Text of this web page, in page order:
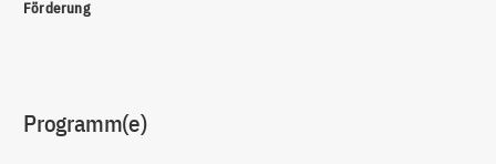
Förderung
Programm(e)